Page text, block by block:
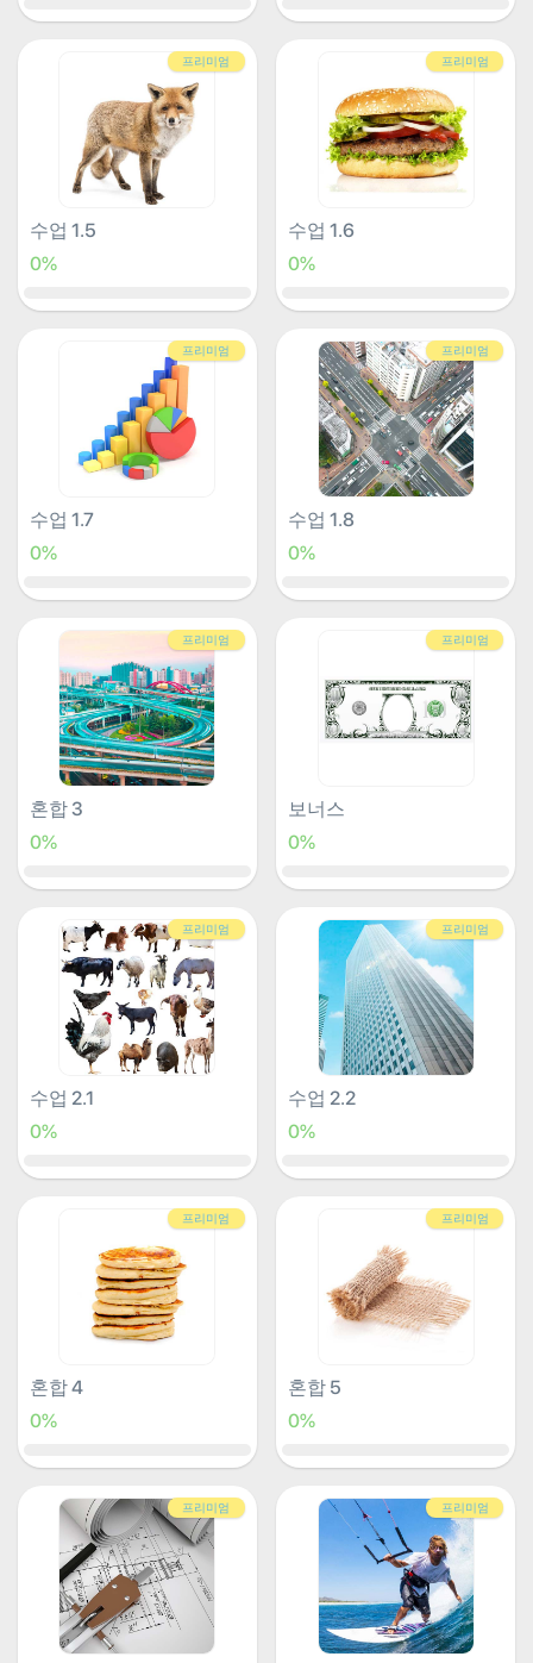
프리미엄
수업 1.5
0%
프리미엄
수업 1.6
0%
프리미엄
수업 1.7
0%
프리미엄
수업 1.8
0%
프리미엄
혼합 3
0%
프리미엄
보너스
0%
프리미엄
수업 2.1
0%
프리미엄
수업 2.2
0%
프리미엄
혼합 4
0%
프리미엄
혼합 5
0%
프리미엄 프리미엄